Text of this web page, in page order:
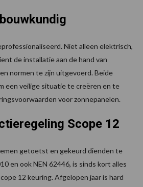
Niet alleen elektrisch,
de installatie aan de hand van
normen te zijn uitgevoerd. Beide
een veilige situatie te creëren en te
voor zonnepanelen.
Scope 12
getoetst en gekeurd dienden te
en ook NEN 62446, is sinds kort alles
12 keuring. Afgelopen jaar is hard